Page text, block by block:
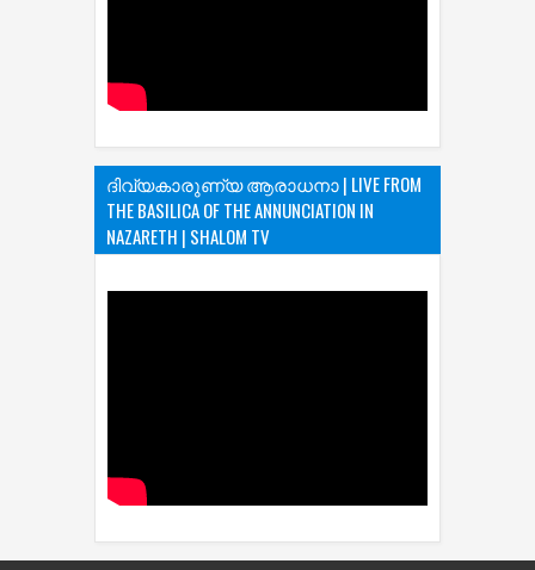
ദിവ്യകാരുണ്യ ആരാധനാ | LIVE FROM
THE BASILICA OF THE ANNUNCIATION IN
NAZARETH | SHALOM TV